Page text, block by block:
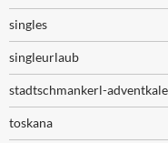
singles
singleurlaub
stadtschmankerl-
toskana